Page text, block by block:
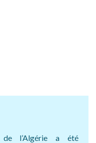
de l’Algérie a été